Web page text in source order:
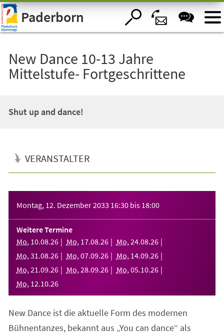
Visuelle
Assistenzsoftware
öffnen.Paderborn
New Dance 10-13 Jahre
Mittelstufe- Fortgeschrittene
Shut up and dance!
VERANSTALTER
Montag, 12. Dezember 2033 16:30 bis 18:00
Weitere Termine
Mo, 10.08.26 Mo, 17.08.26 Mo, 24.08.26
Mo, 31 .08.26 Mo, 07.09.26 Mo, 14.09.26
Mo, 21 .09.26 Mo, 28.09.26 Mo, 05.10.26
Mo, 12.10.26
New Dance ist die aktuelle Form des modernen
Bühnentanzes, bekannt aus „You can dance“ als